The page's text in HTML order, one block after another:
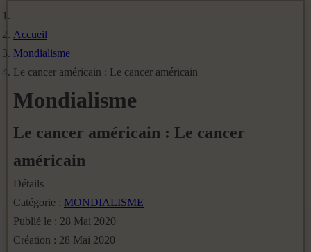
Accueil
Mondialisme
Le cancer américain : Le cancer américain
Mondialisme
Le cancer américain : Le cancer
américain
Détails
Catégorie : MONDIALISME
Publié le : 28 Mai 2020
Création : 28 Mai 2020